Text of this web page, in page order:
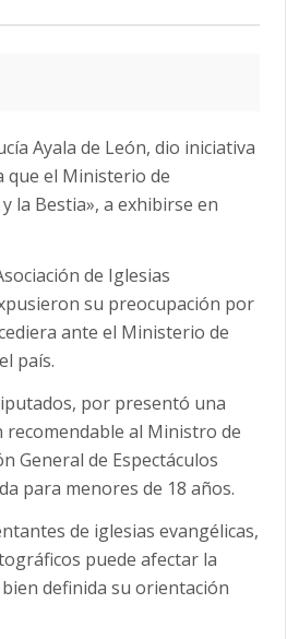
Ayala de León, dio iniciativa
que el Ministerio de
la Bestia», a exhibirse en
de Iglesias
su preocupación por
ante el Ministerio de
país.
por presentó una
al Ministro de
General de Espectáculos
para menores de 18 años.
de iglesias evangélicas,
puede afectar la
definida su orientación